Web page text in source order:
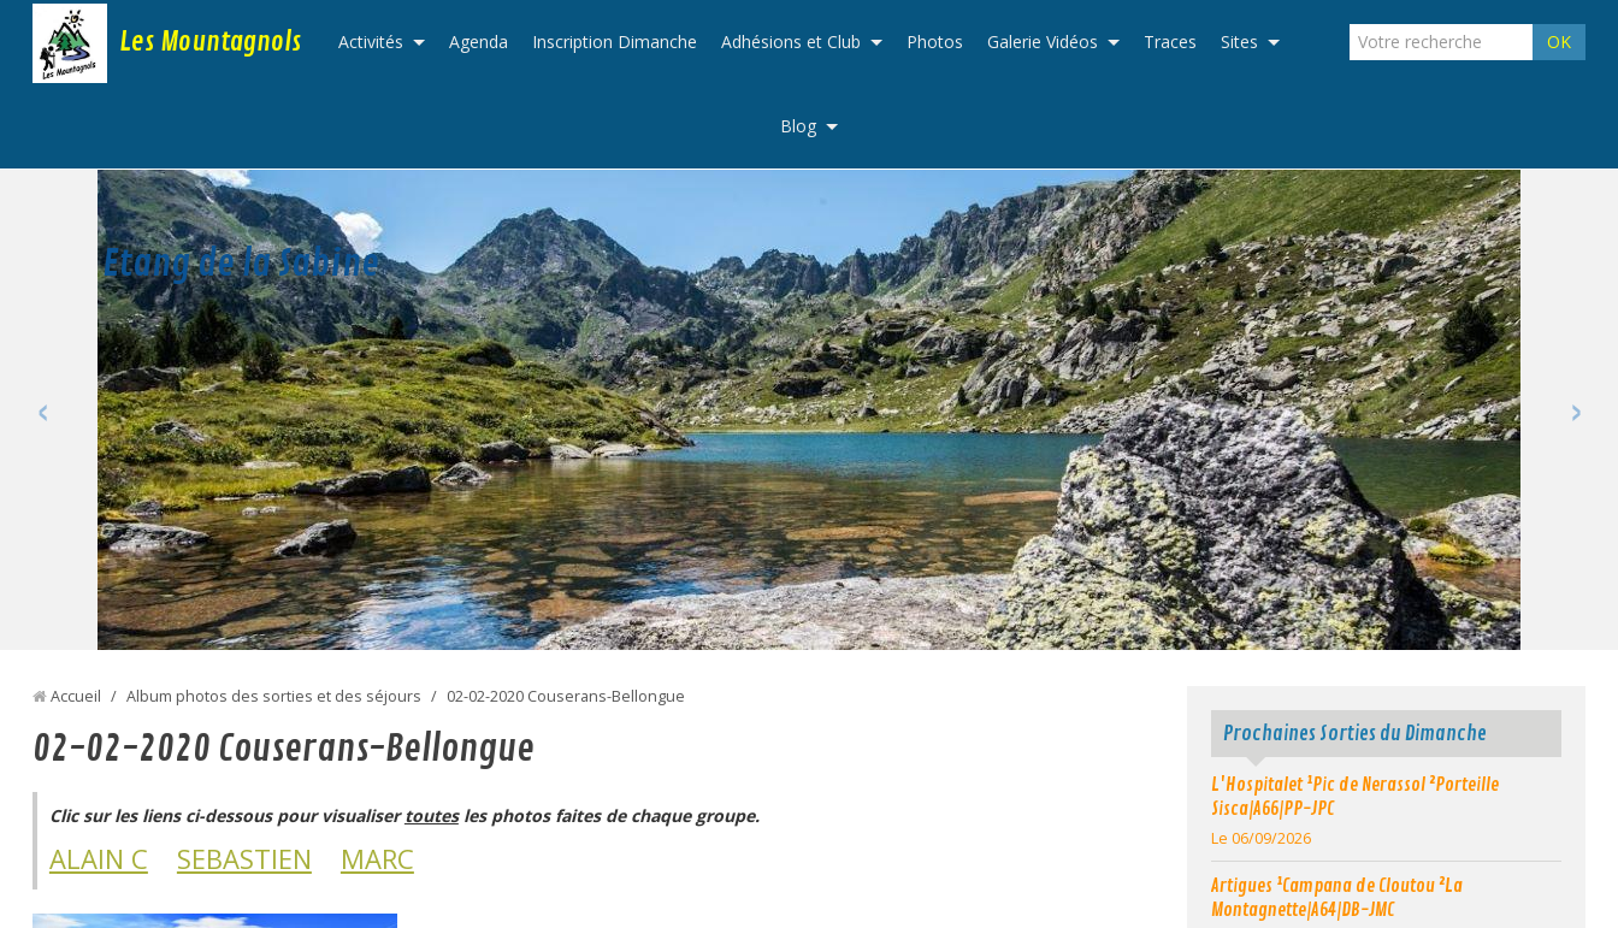
Les Mountagnols OK
Activités Agenda Inscription Dimanche Adhésions et Club Photos Galerie Vidéos Traces Sites
Blog
Etang de la Sabine
‹ ›
Accueil / Album photos des sorties et des séjours / 02-02-2020 Couserans-Bellongue
02-02-2020 Couserans-Bellongue
Clic sur les liens ci-dessous pour visualisertoutesles photosfaites de chaque groupe.
ALAIN C SEBASTIEN MARC
Prochaines Sorties du Dimanche
L'Hospitalet ¹Pic de Nerassol ²Porteille
Sisca|A66|PP-JPC
Le 06/09/2026
Artigues ¹Campana de Cloutou ²La
Montagnette|A64|DB-JMC